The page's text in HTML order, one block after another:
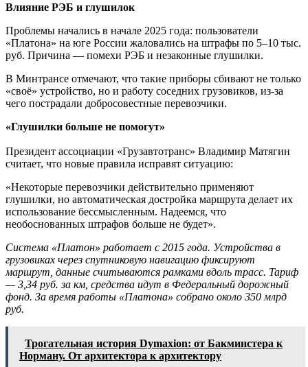
Влияние РЭБ и глушилок
Проблемы начались в начале 2025 года: пользователи
«Платона» на юге России жаловались на штрафы по 5–10 тыс.
руб. Причина — помехи РЭБ и незаконные глушилки.
В Минтрансе отмечают, что такие приборы сбивают не только
«своё» устройство, но и работу соседних грузовиков, из-за
чего пострадали добросовестные перевозчики.
«Глушилки больше не помогут»
Президент ассоциации «Грузавтотранс» Владимир Матягин
считает, что новые правила исправят ситуацию:
«Некоторые перевозчики действительно применяют
глушилки, но автоматическая достройка маршрута делает их
использование бессмысленным. Надеемся, что
необоснованных штрафов больше не будет».
Система «Платон» работает с 2015 года. Устройства в
грузовиках через спутниковую навигацию фиксируют
маршрут, данные считываются рамками вдоль трасс. Тариф
— 3,34 руб. за км, средства идут в Федеральный дорожный
фонд. За время работы «Платона» собрано около 350 млрд
руб.
Трогательная история Dymaxion: от Бакминстера к
Норману. От архитектора к архитектору